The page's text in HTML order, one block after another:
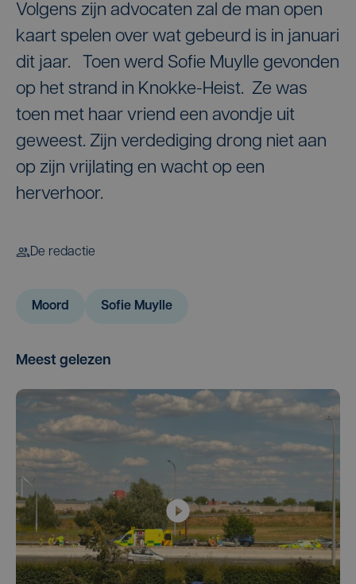
Volgens zijn advocaten zal de man open
kaart spelen over wat gebeurd is in januari
dit jaar. Toen werd Sofie Muylle gevonden
op het strand in Knokke-Heist. Ze was
toen met haar vriend een avondje uit
geweest. Zijn verdediging drong niet aan
op zijn vrijlating en wacht op een
herverhoor.
De redactie
Moord Sofie Muylle
Meest gelezen